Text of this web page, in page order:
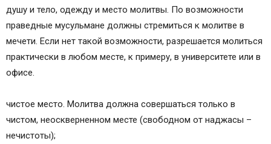
душу и тело, одежду и место молитвы. По возможности
праведные мусульмане должны стремиться к молитве в
мечети. Если нет такой возможности, разрешается молиться
практически в любом месте, к примеру, в университете или в
офисе.
чистое место. Молитва должна совершаться только в
чистом, неоскверненном месте (свободном от наджасы –
нечистоты);